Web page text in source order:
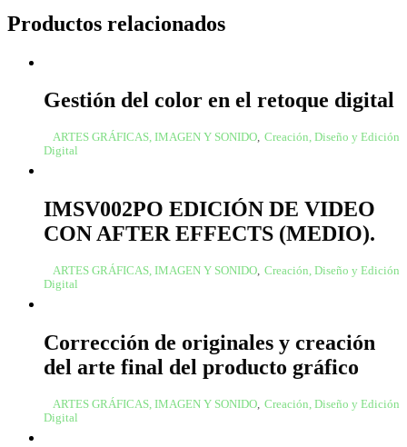
Productos relacionados
Gestión del color en el retoque digital
ARTES GRÁFICAS, IMAGEN Y SONIDO, Creación, Diseño y Edición
Digital
IMSV002PO EDICIÓN DE VIDEO
CON AFTER EFFECTS (MEDIO).
ARTES GRÁFICAS, IMAGEN Y SONIDO, Creación, Diseño y Edición
Digital
Corrección de originales y creación
del arte final del producto gráfico
ARTES GRÁFICAS, IMAGEN Y SONIDO, Creación, Diseño y Edición
Digital